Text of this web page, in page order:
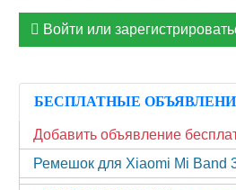
Войти или
БЕСПЛАТНЫЕ
Добавить объявление
Ремешок для Xiaomi Mi Band